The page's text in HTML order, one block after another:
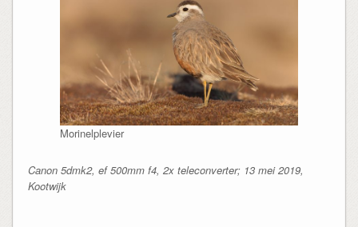
Morinelplevier
Canon 5dmk2, ef 500mm f4, 2x teleconverter; 13 mei 2019,
Kootwijk